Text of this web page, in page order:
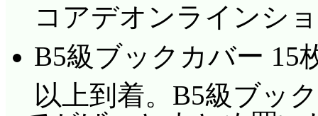
コアデオンラインシ
B5級ブックカバー 15
以上到着。B5級ブッ